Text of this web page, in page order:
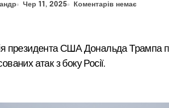
Чер 11, 2025 Коментарів немає
атак з боку Росії.